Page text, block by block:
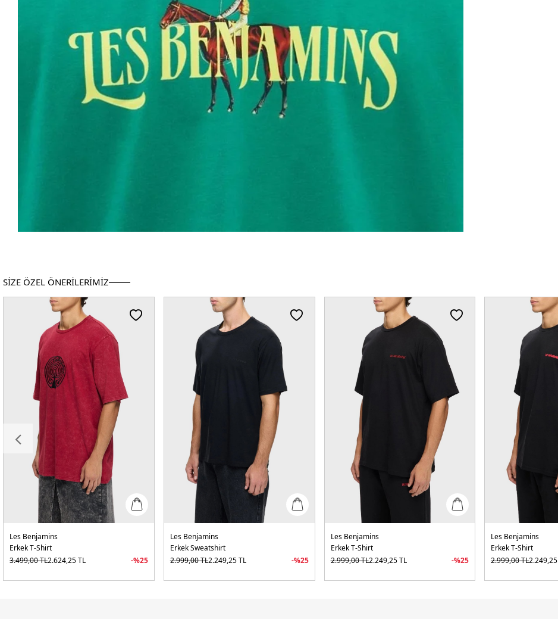
SİZE ÖZEL ÖNERİLERİMİZ
Les Benjamins
Erkek T-Shirt
3.499,00TL2.624,25TL -%25
Les Benjamins
Erkek Sweatshirt
2.999,00TL2.249,25TL -%25
Les Benjamins
Erkek T-Shirt
2.999,00TL2.249,25TL -%25
Les Benjamins
Erkek T-Shirt
2.999,00TL2.249,25